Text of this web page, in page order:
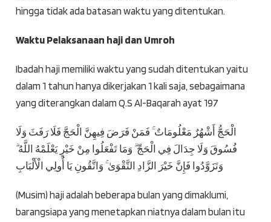
hingga tidak ada batasan waktu yang ditentukan.
Waktu Pelaksanaan haji dan Umroh
Ibadah haji memiliki waktu yang sudah ditentukan yaitu
dalam 1 tahun hanya dikerjakan 1 kali saja, sebagaimana
yang diterangkan dalam Q.S Al-Baqarah ayat 197
الْحَجُّ أَشْهُرٌ مَعْلُومَاتٌ ۚ فَمَنْ فَرَضَ فِيهِنَّ الْحَجَّ فَلَا رَفَثَ وَلَا
فُسُوقَ وَلَا جِدَالَ فِي الْحَجِّ ۗ وَمَا تَفْعَلُوا مِنْ خَيْرٍ يَعْلَمْهُ اللَّهُ ۗ
وَتَزَوَّدُوا فَإِنَّ خَيْرَ الزَّادِ التَّقْوَىٰ ۚ وَاتَّقُونِ يَا أُولِي الْأَلْبَابِ
(Musim) haji adalah beberapa bulan yang dimaklumi,
barangsiapa yang menetapkan niatnya dalam bulan itu